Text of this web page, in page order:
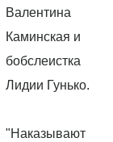
Валентина
Каминская и
бобслеистка
Лидии Гунько.
"Наказывают